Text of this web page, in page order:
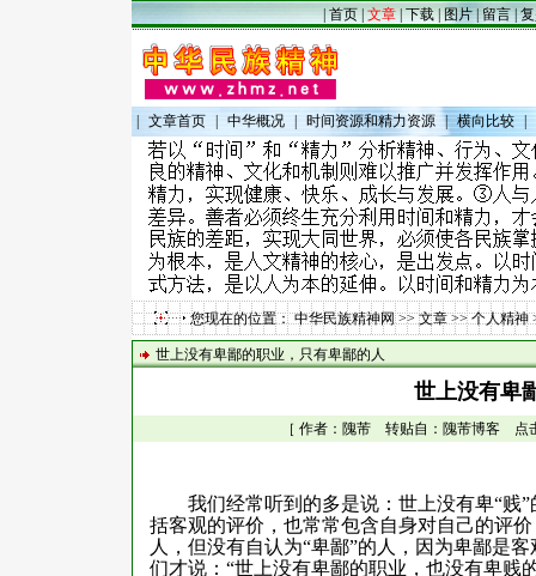
|首页|文章|下载| 图片|留言|
文章首页 中华概况 时间资源和精力资源 | 横向比较
您现在的位置：中华民族精神网>>文章>>个人精神
世上没有卑鄙的职业，只有卑鄙的人
世上没有卑
［ 作者：隗芾 转贴自：隗芾博客 点
我们经常听到的多是说：世上没有卑“贱
括客观的评价，也常常包含自身对自己的评
人，但没有自认为“卑鄙”的人，因为卑鄙是
们才说：“世上没有卑鄙的职业，也没有卑贱